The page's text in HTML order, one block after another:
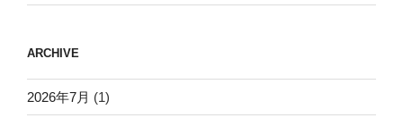
ARCHIVE
2026年7月 (1)